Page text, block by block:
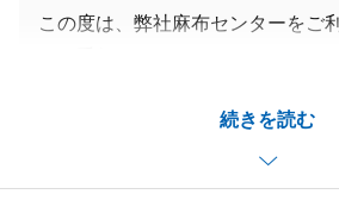
続きを読む
この度は、弊社麻布センターをご
住中とのことで契約から引き渡し
きが少し、ご面倒な部分もござい
ご協力頂きありがとうございまし